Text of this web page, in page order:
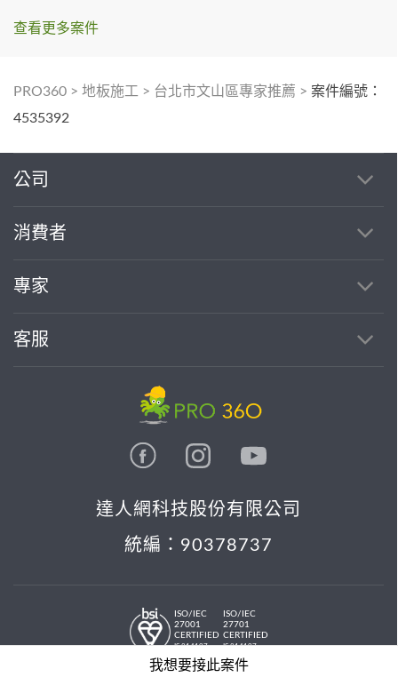
查看更多案件
PRO360 > 地板施工 > 台北市文山區專家推薦 > 案件編號：
4535392
我想要接此案件
公司
消費者
專家
客服
達人網科技股份有限公司
統編：90378737
ISO/IEC
27001
CERTIFIED
IS 814197
ISO/IEC
27701
CERTIFIED
IS 814197
© 2026 PRO36O. All rights reserved.